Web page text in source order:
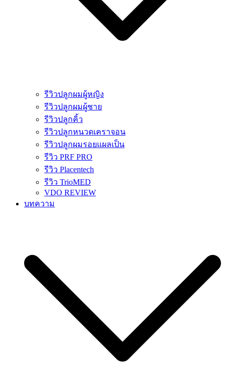
รีวิวปลูกผมผู้หญิง
รีวิวปลูกผมผู้ชาย
รีวิวปลูกคิ้ว
รีวิวปลูกหนวดเคราจอน
รีวิวปลูกผมรอยแผลเป็น
รีวิว PRF PRO
รีวิว Placentech
รีวิว TrioMED
VDO REVIEW
บทความ